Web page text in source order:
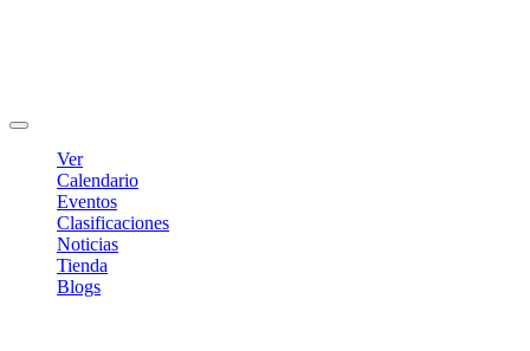
Ver
Calendario
Eventos
Clasificaciones
Noticias
Tienda
Blogs